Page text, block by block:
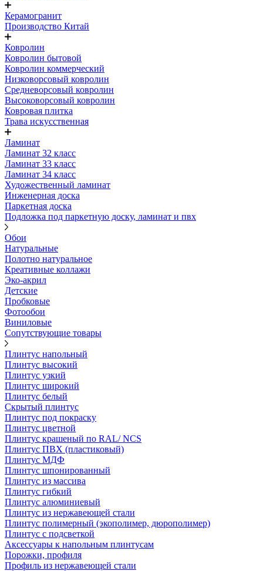
Керамогранит
Производство Китай
Ковролин
Ковролин бытовой
Ковролин коммерческий
Низковорсовый ковролин
Средневорсовый ковролин
Высоковорсовый ковролин
Ковровая плитка
Трава искусственная
Ламинат
Ламинат 32 класс
Ламинат 33 класс
Ламинат 34 класс
Художественный ламинат
Инженерная доска
Паркетная доска
Подложка под паркетную доску, ламинат и пвх
Обои
Натуральные
Полотно натуральное
Креативные коллажи
Эко-акрил
Детские
Пробковые
Фотообои
Виниловые
Сопутствующие товары
Плинтус напольный
Плинтус высокий
Плинтус узкий
Плинтус широкий
Плинтус белый
Скрытый плинтус
Плинтус под покраску
Плинтус цветной
Плинтус крашеный по RAL/ NCS
Плинтус ПВХ (пластиковый)
Плинтус МДФ
Плинтус шпонированный
Плинтус из массива
Плинтус гибкий
Плинтус алюминиевый
Плинтус из нержавеющей стали
Плинтус полимерный (экополимер, дюрополимер)
Плинтус с подсветкой
Аксессуары к напольным плинтусам
Порожки, профиля
Профиль из нержавеющей стали